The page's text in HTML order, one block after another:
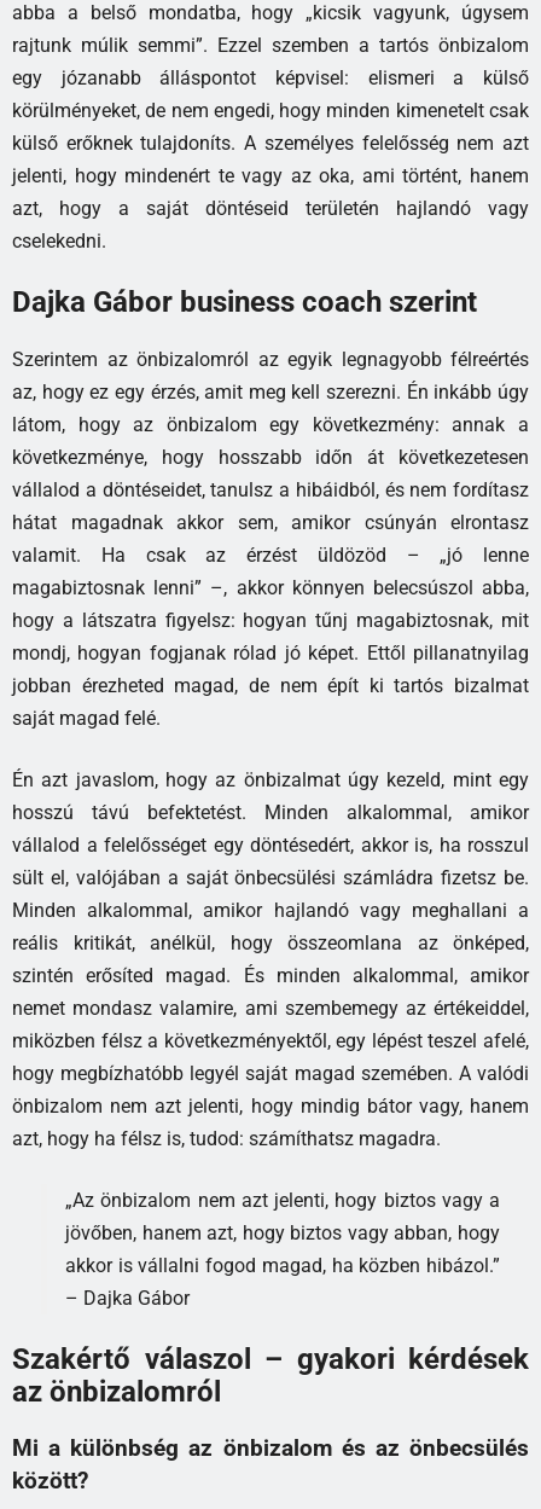
abba a belső mondatba, hogy „kicsik vagyunk, úgysem
rajtunk múlik semmi”. Ezzel szemben a tartós önbizalom
egy józanabb álláspontot képvisel: elismeri a külső
körülményeket, de nem engedi, hogy minden kimenetelt csak
külső erőknek tulajdoníts. A személyes felelősség nem azt
jelenti, hogy mindenért te vagy az oka, ami történt, hanem
azt, hogy a saját döntéseid területén hajlandó vagy
cselekedni.
Dajka Gábor business coach szerint
Szerintem az önbizalomról az egyik legnagyobb félreértés
az, hogy ez egy érzés, amit meg kell szerezni. Én inkább úgy
látom, hogy az önbizalom egy következmény: annak a
következménye, hogy hosszabb időn át következetesen
vállalod a döntéseidet, tanulsz a hibáidból, és nem fordítasz
hátat magadnak akkor sem, amikor csúnyán elrontasz
valamit. Ha csak az érzést üldözöd – „jó lenne
magabiztosnak lenni” –, akkor könnyen belecsúszol abba,
hogy a látszatra figyelsz: hogyan tűnj magabiztosnak, mit
mondj, hogyan fogjanak rólad jó képet. Ettől pillanatnyilag
jobban érezheted magad, de nem épít ki tartós bizalmat
saját magad felé.
Én azt javaslom, hogy az önbizalmat úgy kezeld, mint egy
hosszú távú befektetést. Minden alkalommal, amikor
vállalod a felelősséget egy döntésedért, akkor is, ha rosszul
sült el, valójában a saját önbecsülési számládra fizetsz be.
Minden alkalommal, amikor hajlandó vagy meghallani a
reális kritikát, anélkül, hogy összeomlana az önképed,
szintén erősíted magad. És minden alkalommal, amikor
nemet mondasz valamire, ami szembemegy az értékeiddel,
miközben félsz a következményektől, egy lépést teszel afelé,
hogy megbízhatóbb legyél saját magad szemében. A valódi
önbizalom nem azt jelenti, hogy mindig bátor vagy, hanem
azt, hogy ha félsz is, tudod: számíthatsz magadra.
„Az önbizalom nem azt jelenti, hogy biztos vagy a
jövőben, hanem azt, hogy biztos vagy abban, hogy
akkor is vállalni fogod magad, ha közben hibázol.”
– Dajka Gábor
Szakértő válaszol – gyakori kérdések
az önbizalomról
Mi a különbség az önbizalom és az önbecsülés
között?